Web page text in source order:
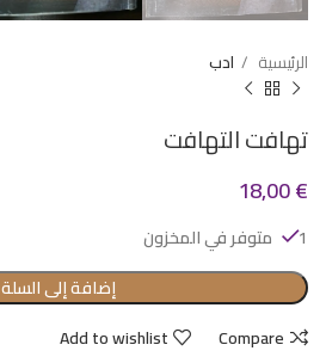
الرئيسية ادب
تهافت التهافت
18,00€
1 متوفر في المخزون
إضافة إلى السلة
Compare
Add to wishlist